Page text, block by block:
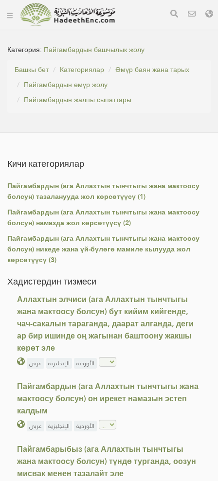
Категория: Пайгамбардын башчылык жолу
Башкы бет
Категориялар
Өмүр баян жана тарых
Пайгамбардын өмүр жолу
Пайгамбардын жалпы сыпаттары
Кичи категориялар
Пайгамбардын (ага Аллахтын тынчтыгы жана мактоосу
болсун) тазаланууда жол көрсөтүүсү (1)
Пайгамбардын (ага Аллахтын тынчтыгы жана мактоосу
болсун) намазда жол көрсөтүүсү (2)
Пайгамбардын (ага Аллахтын тынчтыгы жана мактоосу
болсун) никеде жана үй-бүлөгө мамиле кылууда жол
көрсөтүүсү (3)
Хадистердин тизмеси
Аллахтын элчиси (ага Аллахтын тынчтыгы
жана мактоосу болсун) бут кийим кийгенде,
чач-сакалын тараганда, даарат алганда, деги
ар бир ишинде оң жагынан баштоону жакшы
көрөт эле
عربي الإنجليزية الأوردية
Пайгамбардын (ага Аллахтын тынчтыгы жана
мактоосу болсун) он ирекет намазын эстеп
калдым
عربي الإنجليزية الأوردية
Пайгамбарыбыз (ага Аллахтын тынчтыгы
жана мактоосу болсун) түндө турганда, оозун
мисвак менен тазалайт эле